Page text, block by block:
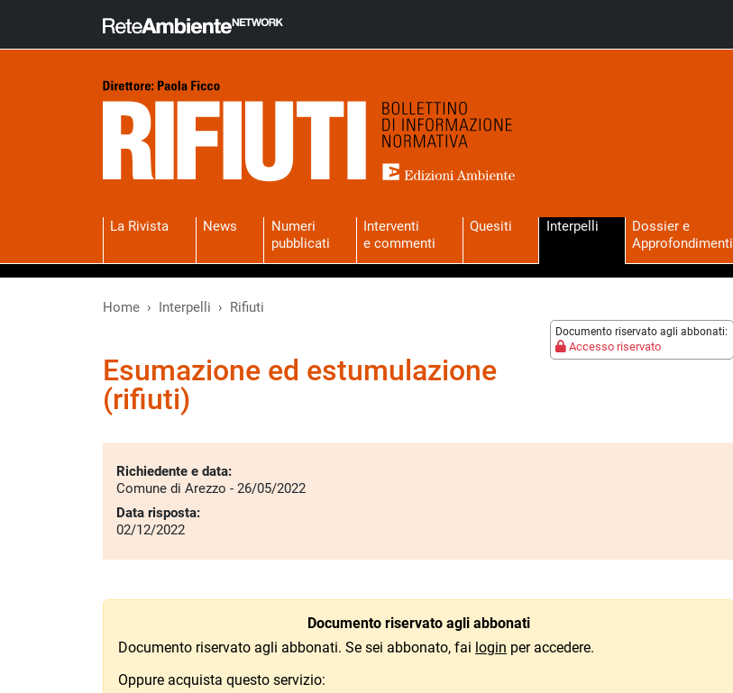
La Rivista News
Numeri
pubblicati
Interventi
e commenti
Quesiti Interpelli
Dossier e
Approfondimenti
Home Interpelli Rifiuti
Documento riservato agli abbonati:
Accesso riservato
Esumazione ed estumulazione
(rifiuti)
Richiedente e data:
Comune di Arezzo - 26/05/2022
Data risposta:
02/12/2022
Documento riservato agli abbonati
Documento riservato agli abbonati. Se sei abbonato, fai login per accedere.
Oppure acquista questo servizio: